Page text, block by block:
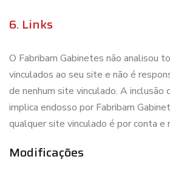
6. Links
O Fabribam Gabinetes não analisou
vinculados ao seu site e não é
de nenhum site vinculado. A inclusão
implica endosso por Fabribam
qualquer site vinculado é por conta e
Modificações